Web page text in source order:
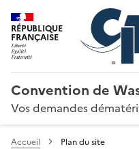
RÉPUBLIQUE
FRANÇAISE
Convention de
Vos demandes
Accueil Plan du site